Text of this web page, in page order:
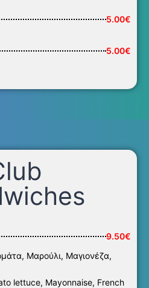
5.00€
5.00€
9.50€
Μαρούλι, Μαγιονέζα,
lettuce, Mayonnaise, French